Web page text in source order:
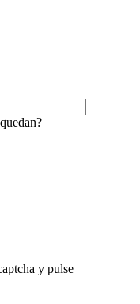
y pulse